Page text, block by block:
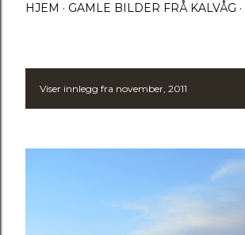
HJEM GAMLE BILDER FRÅ KALVÅG
I Viser innlegg fra november, 2011